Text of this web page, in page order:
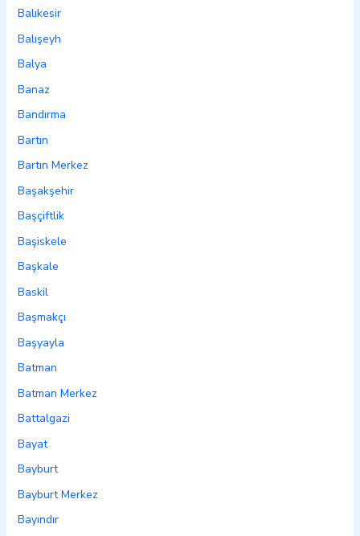
Balıkesir
Balışeyh
Balya
Banaz
Bandırma
Bartın
Bartın Merkez
Başakşehir
Başçiftlik
Başiskele
Başkale
Baskil
Başmakçı
Başyayla
Batman
Batman Merkez
Battalgazi
Bayat
Bayburt
Bayburt Merkez
Bayındır